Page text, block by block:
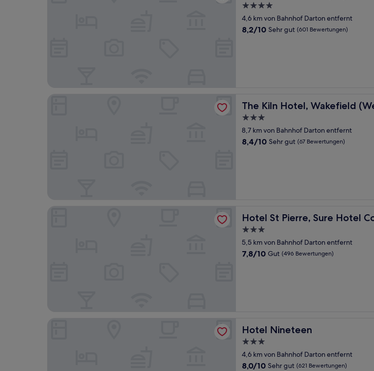
4.0-
Sterne-
Unterkunft
4,6 km von Bahnhof Darton entfernt
8.2
8,2/10 Sehr gut (601 Bewertungen)
The Kiln Hotel, Wakefield
The Kiln Hotel, Wakefield (West
3.0-
Sterne-
Unterkunft
8,7 km von Bahnhof Darton entfernt
8.4
8,4/10 Sehr gut (67 Bewertungen)
The Kiln Hotel, Wakefield (West Yorkshire), Part of the AG Collection
Hotel St Pierre, Sure Hotel
Hotel St Pierre, Sure Hotel
3.0-
Sterne-
Unterkunft
5,5 km von Bahnhof Darton entfernt
7.8
7,8/10 Gut (496 Bewertungen)
Hotel St Pierre, Sure Hotel Collection by Best Western
Hotel Nineteen
Hotel Nineteen
3.0-
Sterne-
Unterkunft
4,6 km von Bahnhof Darton entfernt
8.0
8,0/10 Sehr gut (621 Bewertungen)